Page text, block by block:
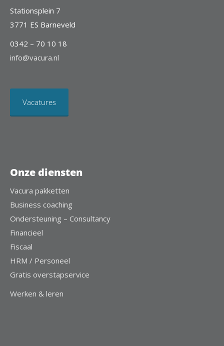
Stationsplein 7
3771 ES Barneveld
0342 – 70 10 18
info@vacura.nl
Vacatures
Onze diensten
Vacura pakketten
Business coaching
Ondersteuning – Consultancy
Financieel
Fiscaal
HRM / Personeel
Gratis overstapservice
Werken & leren